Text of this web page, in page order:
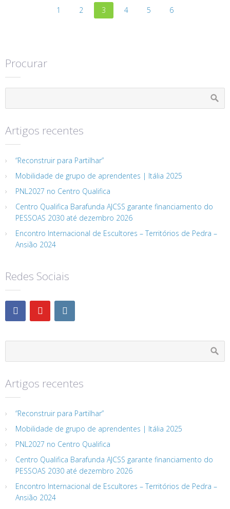
1 2 3 4 5 6
Procurar
Artigos recentes
“Reconstruir para Partilhar”
Mobilidade de grupo de aprendentes | Itália 2025
PNL2027 no Centro Qualifica
Centro Qualifica Barafunda AJCSS garante financiamento do
PESSOAS 2030 até dezembro 2026
Encontro Internacional de Escultores – Territórios de Pedra –
Ansião 2024
Redes Sociais
Artigos recentes
“Reconstruir para Partilhar”
Mobilidade de grupo de aprendentes | Itália 2025
PNL2027 no Centro Qualifica
Centro Qualifica Barafunda AJCSS garante financiamento do
PESSOAS 2030 até dezembro 2026
Encontro Internacional de Escultores – Territórios de Pedra –
Ansião 2024